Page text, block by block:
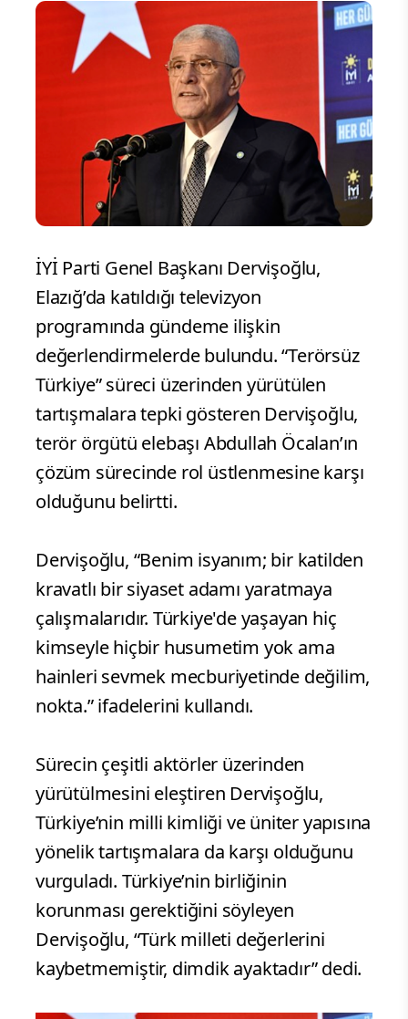
İYİ Parti Genel Başkanı Dervişoğlu,
Elazığ’da katıldığı televizyon
programında gündeme ilişkin
değerlendirmelerde bulundu. “Terörsüz
Türkiye” süreci üzerinden yürütülen
tartışmalara tepki gösteren Dervişoğlu,
terör örgütü elebaşı Abdullah Öcalan’ın
çözüm sürecinde rol üstlenmesine karşı
olduğunu belirtti.
Dervişoğlu, “Benim isyanım; bir katilden
kravatlı bir siyaset adamı yaratmaya
çalışmalarıdır. Türkiye'de yaşayan hiç
kimseyle hiçbir husumetim yok ama
hainleri sevmek mecburiyetinde değilim,
nokta.” ifadelerini kullandı.
Sürecin çeşitli aktörler üzerinden
yürütülmesini eleştiren Dervişoğlu,
Türkiye’nin milli kimliği ve üniter yapısına
yönelik tartışmalara da karşı olduğunu
vurguladı. Türkiye’nin birliğinin
korunması gerektiğini söyleyen
Dervişoğlu, “Türk milleti değerlerini
kaybetmemiştir, dimdik ayaktadır” dedi.